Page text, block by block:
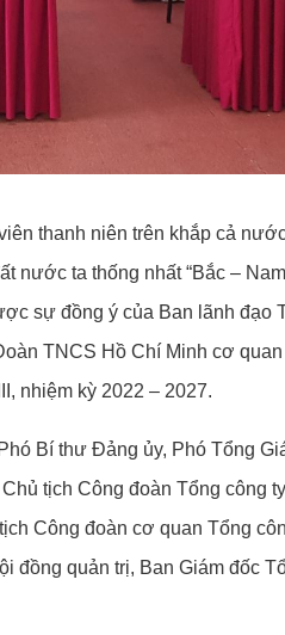
thanh niên trên khắp cả
nước ta thống nhất “Bắc –
sự đồng ý của Ban lãnh đạo
TNCS Hồ Chí Minh cơ
nhiệm kỳ 2022 – 2027.
Bí thư Đảng ủy, Phó Tổng
tịch Công đoàn Tổng công
Công đoàn cơ quan Tổng
quản trị, Ban Giám đốc